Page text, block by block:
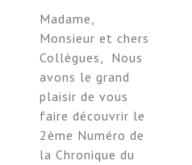
Madame,
Monsieur et chers
Collègues, Nous
avons le grand
plaisir de vous
faire découvrir le
2ème Numéro de
la Chronique du